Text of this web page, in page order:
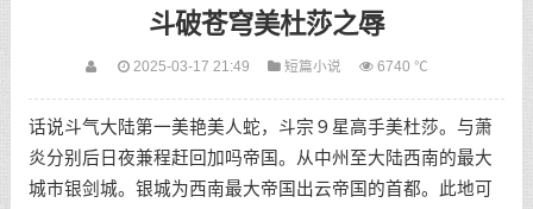
斗破苍穹美杜莎之辱
2025-03-17 21:49 短篇小说 6740 ℃
话说斗气大陆第一美艳美人蛇，斗宗９星高手美杜莎。与萧
炎分别后日夜兼程赶回加吗帝国。从中州至大陆西南的最大
城市银剑城。银城为西南最大帝国出云帝国的首都。此地可